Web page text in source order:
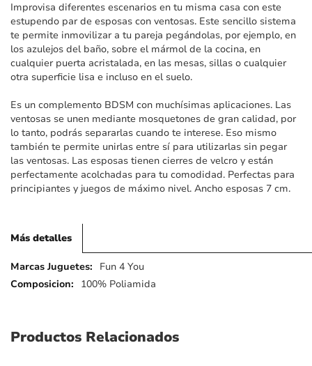
Improvisa diferentes escenarios en tu misma casa con este
estupendo par de esposas con ventosas. Este sencillo sistema
te permite inmovilizar a tu pareja pegándolas, por ejemplo, en
los azulejos del baño, sobre el mármol de la cocina, en
cualquier puerta acristalada, en las mesas, sillas o cualquier
otra superficie lisa e incluso en el suelo.
Es un complemento BDSM con muchísimas aplicaciones. Las
ventosas se unen mediante mosquetones de gran calidad, por
lo tanto, podrás separarlas cuando te interese. Eso mismo
también te permite unirlas entre sí para utilizarlas sin pegar
las ventosas. Las esposas tienen cierres de velcro y están
perfectamente acolchadas para tu comodidad. Perfectas para
principiantes y juegos de máximo nivel. Ancho esposas 7 cm.
Más detalles
Más
detalles
Fun 4 You
100% Poliamida
Productos Relacionados